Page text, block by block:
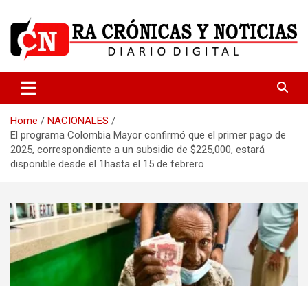
content
R.A Crónicas y Noticias
Home
NACIONALES
El programa Colombia Mayor confirmó que el primer pago de
2025, correspondiente a un subsidio de $225,000, estará
disponible desde el 1hasta el 15 de febrero